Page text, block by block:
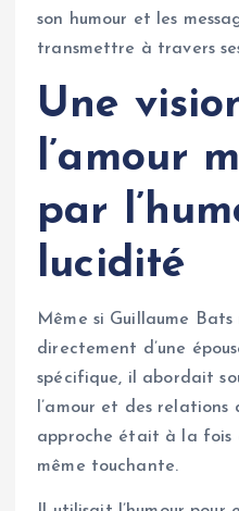
son humour et les
transmettre à travers
Une
l’amour
par
lucidité
Même si Guillaume
directement d’une
spécifique, il abordait
l’amour et des relations
approche était à la fois
même touchante.